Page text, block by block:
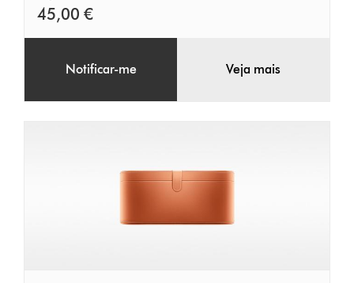
45,00 €
Notificar-me Veja mais